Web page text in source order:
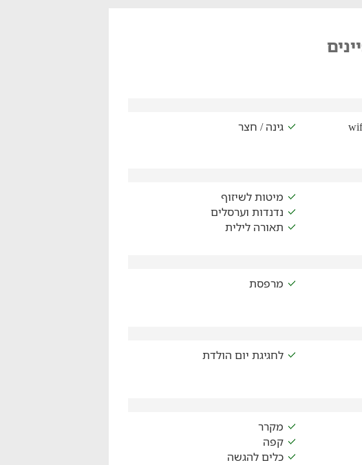
גינה / חצר
מיטות לשיזוף
נדנדות וערסלים
תאורה לילית
מרפסת
לחגיגת יום הולדת
מקרר
קפה
כלים להגשה